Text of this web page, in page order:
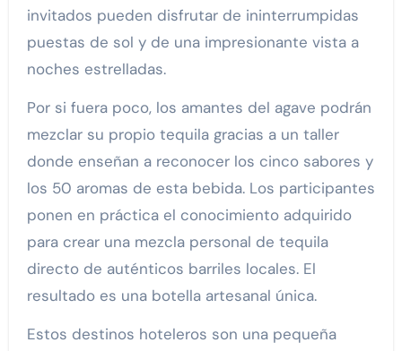
invitados pueden disfrutar de ininterrumpidas
puestas de sol y de una impresionante vista a
noches estrelladas.
Por si fuera poco, los amantes del agave podrán
mezclar su propio tequila gracias a un taller
donde enseñan a reconocer los cinco sabores y
los 50 aromas de esta bebida. Los participantes
ponen en práctica el conocimiento adquirido
para crear una mezcla personal de tequila
directo de auténticos barriles locales. El
resultado es una botella artesanal única.
Estos destinos hoteleros son una pequeña